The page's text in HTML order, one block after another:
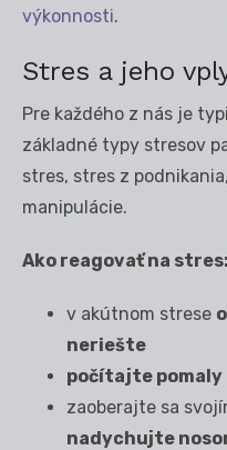
výkonnosti.
Stres a jeho
Pre každého z nás je
základné typy stresov
stres, stres z
manipulácie.
Ako reagovať na stres:
v akútnom strese
neriešte
počítajte pomaly
zaoberajte sa
nadychujte